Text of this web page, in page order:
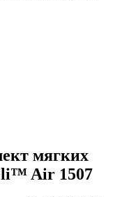
мягких
Air 1507